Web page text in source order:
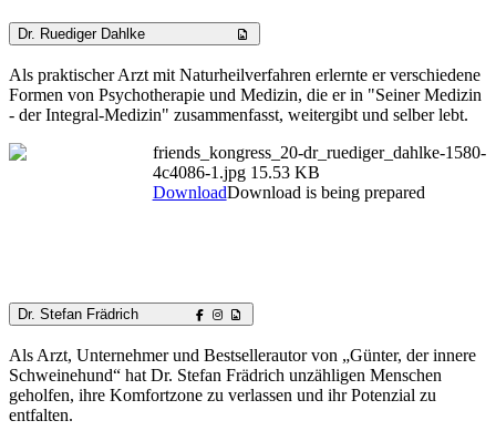
Dr. Ruediger Dahlke
Als praktischer Arzt mit Naturheilverfahren erlernte er verschiedene
Formen von Psychotherapie und Medizin, die er in "Seiner Medizin
- der Integral-Medizin" zusammenfasst, weitergibt und selber lebt.
friends_kongress_20-dr_ruediger_dahlke-1580-
4c4086-1.jpg 15.53 KB
DownloadDownload is being prepared
Dr. Stefan Frädrich
Als Arzt, Unternehmer und Bestsellerautor von „Günter, der innere
Schweinehund“ hat Dr. Stefan Frädrich unzähligen Menschen
geholfen, ihre Komfortzone zu verlassen und ihr Potenzial zu
entfalten.